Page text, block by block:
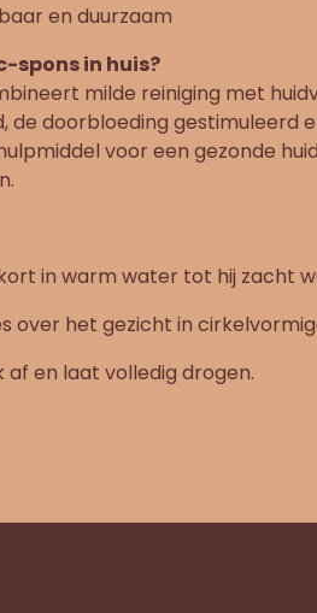
en duurzaam
spons in huis?
milde reiniging met
de doorbloeding gestimuleerd
voor een gezonde
in warm water tot hij zacht
over het gezicht in
af en laat volledig drogen.